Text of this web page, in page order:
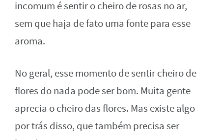
incomum é sentir o cheiro de rosas no ar,
sem que haja de fato uma fonte para esse
aroma.
No geral, esse momento de sentir cheiro de
flores do nada pode ser bom. Muita gente
aprecia o cheiro das flores. Mas existe algo
por trás disso, que também precisa ser